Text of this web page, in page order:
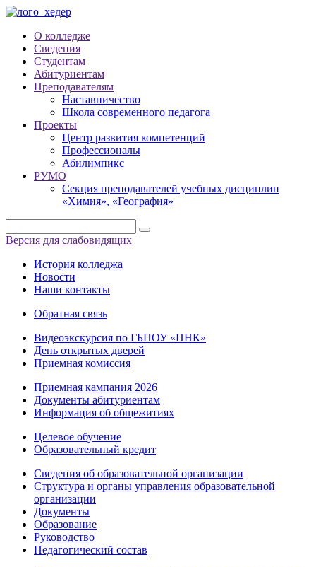
О колледже
Сведения
Студентам
Абитуриентам
Преподавателям
Наставничество
Школа современного педагога
Проекты
Центр развития компетенций
Профессионалы
Абилимпикс
РУМО
Секция преподавателей учебных дисциплин
«Химия», «География»
Версия для слабовидящих
История колледжа
Новости
Наши контакты
Обратная связь
Видеоэкскурсия по ГБПОУ «ПНК»
День открытых дверей
Приемная комиссия
Приемная кампания 2026
Дoкументы абитуриентам
Информация об общежитиях
Целевое обучение
Образовательный кредит
Сведения об образовательной организации
Структура и органы управления образовательной
организации
Документы
Образование
Руководство
Педагогический состав